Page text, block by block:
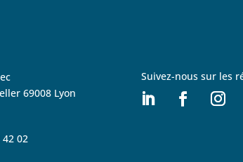
69008 Lyon
02
Suivez-nous sur les